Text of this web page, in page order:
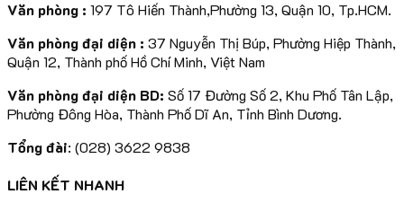
Văn phòng : 197 Tô Hiến Thành,Phường 13, Quận 10, Tp.HCM.
Văn phòng đại diện : 37 Nguyễn Thị Búp, Phường Hiệp Thành,
Quận 12, Thành phố Hồ Chí Minh, Việt Nam
Văn phòng đại diện BD: Số 17 Đường Số 2, Khu Phố Tân Lập,
Phường Đông Hòa, Thành Phố Dĩ An, Tỉnh Bình Dương.
Tổng đài: (028) 3622 9838
LIÊN KẾT NHANH